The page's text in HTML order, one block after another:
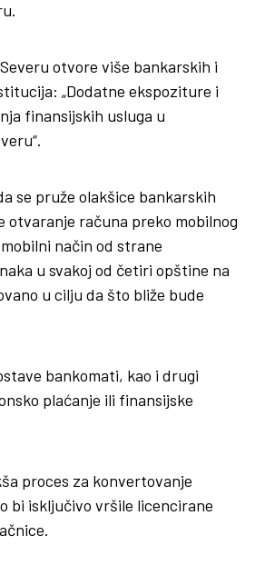
otvore više bankarskih i
„Dodatne ekspoziture i
finansijskih usluga u
se pruže olakšice bankarskih
otvaranje računa preko mobilnog
način od strane
u svakoj od četiri opštine na
u cilju da što bliže bude
bankomati, kao i drugi
plaćanje ili finansijske
proces za konvertovanje
bi isključivo vršile licencirane